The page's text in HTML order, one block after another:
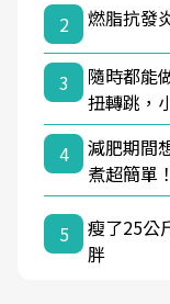
2
燃脂抗發
3
隨時都能
扭轉跳，
4
減肥期間
煮超簡單！
5
瘦了25公
胖